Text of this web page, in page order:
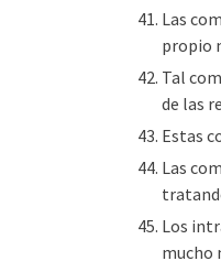
Las
propio
Tal
de las
Estas
Las
Los
mucho